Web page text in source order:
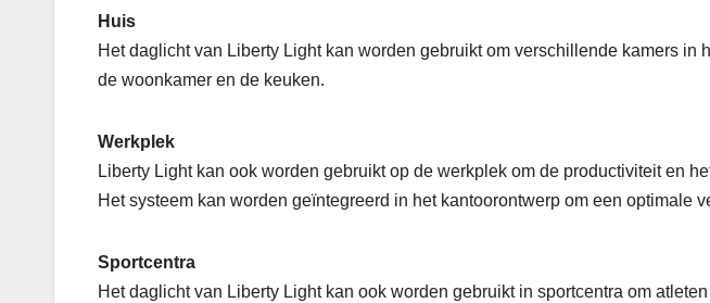
Huis
Het daglicht van Liberty Light kan worden gebruikt om verschillende kamers in
de woonkamer en de keuken.
Werkplek
Liberty Light kan ook worden gebruikt op de werkplek om de productiviteit en
Het systeem kan worden geïntegreerd in het kantoorontwerp om een optimale
Sportcentra
Het daglicht van Liberty Light kan ook worden gebruikt in sportcentra om